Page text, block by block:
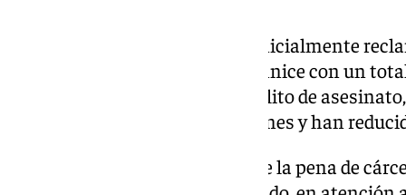
La fiscalía del caso, quién que inicialmente
11 meses de prisión y que indemnice con un
del fallecido por un presunto delito de
petición en la fase de conclusiones y han
El fiscal ha vuelto a solicitar que la pena de